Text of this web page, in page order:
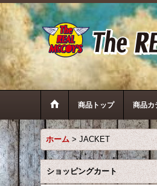
商品トップ 商品カ
ホーム > JACKET
ショッピングカート